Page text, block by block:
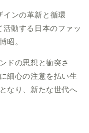
ンの革新と循環
動する日本のファッ
昭。
ドの思想と衝突さ
細心の注意を払い生
なり、新たな世代へ